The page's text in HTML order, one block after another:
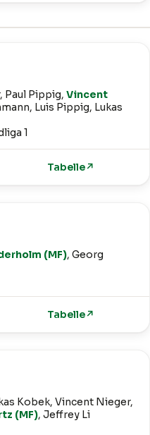
Paul Pippig,Vincent
Luis Pippig, Lukas
1
Tabelle↗
(MF), Georg
Tabelle↗
Kobek, Vincent Nieger,
(MF), Jeffrey Li